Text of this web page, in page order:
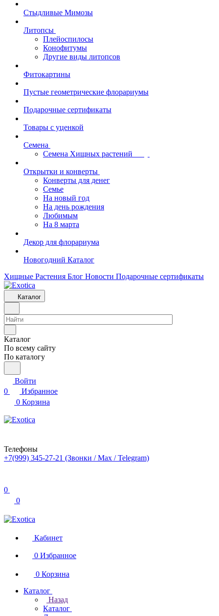
Стыдливые Мимозы
Литопсы
Плейоспилосы
Конофитумы
Другие виды литопсов
Фитокартины
Пустые геометрические флорариумы
Подарочные сертификаты
Товары с уценкой
Семена
Семена Хищных растений
Открытки и конверты
Конверты для денег
Семье
На новый год
На день рождения
Любимым
На 8 марта
Декор для флорариума
Новогодний Каталог
Хищные Растения Блог Новости Подарочные сертификаты
Каталог
Каталог
По всему сайту
По каталогу
Войти
0
Избранное
0 Корзина
Телефоны
+7(999) 345-27-21 (Звонки / Max / Telegram)
0
0
Кабинет
0 Избранное
0 Корзина
Каталог
Назад
Каталог